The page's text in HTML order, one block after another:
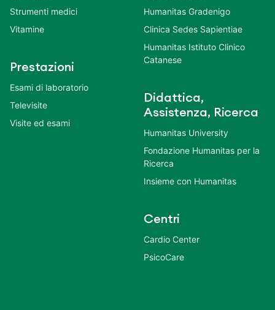
Strumenti medici
Vitamine
Prestazioni
Esami di laboratorio
Televisite
Visite ed esami
Humanitas Gradenigo
Clinica Sedes Sapientiae
Humanitas Istituto Clinico
Catanese
Didattica,
Assistenza, Ricerca
Humanitas University
Fondazione Humanitas per la
Ricerca
Insieme con Humanitas
Centri
Cardio Center
PsicoCare